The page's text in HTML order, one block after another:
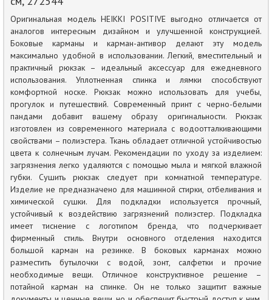
Оригинальная модель HEIKKI POSITIVE выгодно отличается от
аналогов интересным дизайном и улучшенной конструкцией.
Боковые карманы и карман-антивор делают эту модель
максимально удобной в использовании. Легкий, вместительный и
практичный рюкзак – идеальный аксессуар для ежедневного
использования. Уплотненная спинка и лямки способствуют
комфортной носке. Рюкзак можно использовать для учебы,
прогулок и путешествий. Современный принт с черно-белыми
пандами добавит вашему образу оригинальности. Рюкзак
изготовлен из современного материала с водоотталкивающими
свойствами – полиэстера. Ткань обладает отличной устойчивостью
цвета к солнечным лучам. Рекомендации по уходу за изделием:
загрязнения легко удаляются с помощью мыла и мягкой влажной
губки. Сушить рюкзак следует при комнатной температуре.
Изделие не предназначено для машинной стирки, отбеливания и
химической сушки. Для подкладки используется прочный,
устойчивый к воздействию загрязнений полиэстер. Подкладка
имеет тиснение с логотипом бренда, что подчеркивает
фирменный стиль. Внутри основного отделения находится
большой карман на резинке. В боковых карманах можно
разместить бутылочки с водой, зонт, салфетки и прочие
необходимые вещи. Отличное конструктивное решение –
потайной карман на спинке. Он не только защитит важные